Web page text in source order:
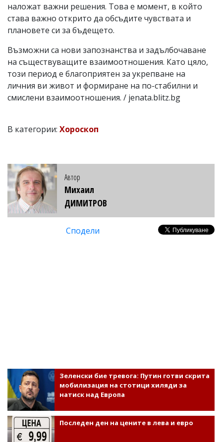
наложат важни решения. Това е момент, в който
става важно открито да обсъдите чувствата и
плановете си за бъдещето.
Възможни са нови запознанства и задълбочаване
на съществуващите взаимоотношения. Като цяло,
този период е благоприятен за укрепване на
личния ви живот и формиране на по-стабилни и
смислени взаимоотношения. / jenata.blitz.bg
В категории: Хороскоп
Автор
Михаил
ДИМИТРОВ
Сподели
Зеленски бие тревога: Путин готви скрита
мобилизация на стотици хиляди за
натиск над Европа
Последен ден на цените в лева и евро